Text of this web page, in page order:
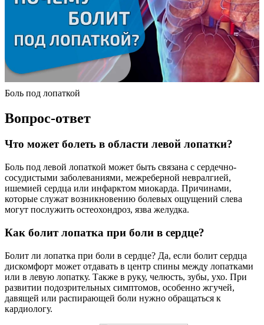
Боль под лопаткой
Вопрос-ответ
Что может болеть в области левой лопатки?
Боль под левой лопаткой может быть связана с сердечно-
сосудистыми заболеваниями, межреберной невралгией,
ишемией сердца или инфарктом миокарда. Причинами,
которые служат возникновению болевых ощущений слева
могут послужить остеохондроз, язва желудка.
Как болит лопатка при боли в сердце?
Болит ли лопатка при боли в сердце? Да, если болит сердца
дискомфорт может отдавать в центр спины между лопатками
или в левую лопатку. Также в руку, челюсть, зубы, ухо. При
развитии подозрительных симптомов, особенно жгучей,
давящей или распирающей боли нужно обращаться к
кардиологу.